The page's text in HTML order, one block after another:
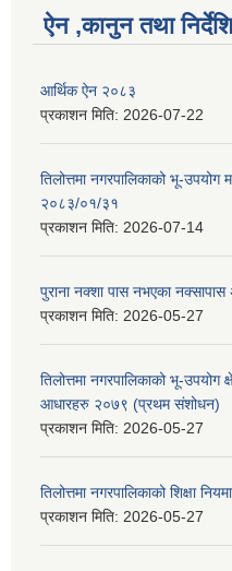
ऐन ,कानुन तथा
आर्थिक ऐन २०८३
प्रकाशन मिति: 2026-07-22
तिलोत्तमा नगरपालिकाको भू-
२०८३/०१/३१
प्रकाशन मिति: 2026-07-14
पुराना नक्शा पास नभएका
प्रकाशन मिति: 2026-05-27
तिलोत्तमा नगरपालिकाको भू-उपयोग
आधारहरु २०७९ (प्रथम संशोधन)
प्रकाशन मिति: 2026-05-27
तिलोत्तमा नगरपालिकाको शिक्षा
प्रकाशन मिति: 2026-05-27